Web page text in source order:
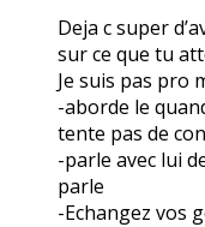
Deja c super
sur ce que tu
Je suis pas pro
-aborde le
tente pas de
-parle avec lui
parle
-Echangez vos